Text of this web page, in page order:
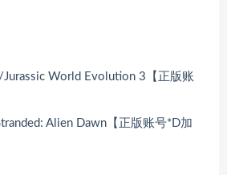
World Evolution 3【正版账